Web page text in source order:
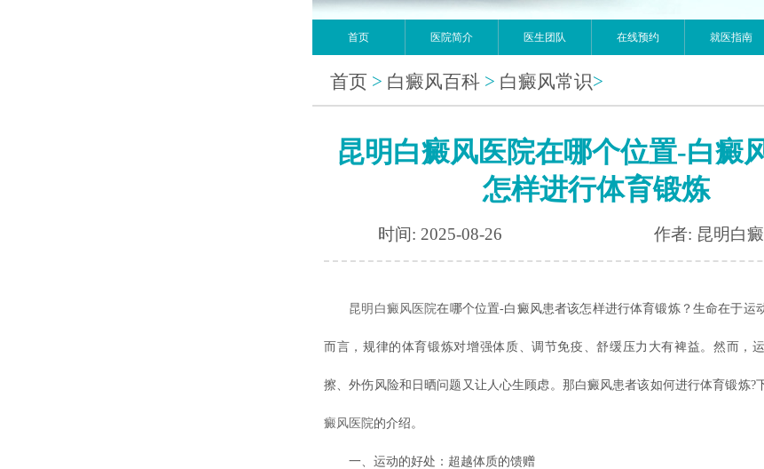
首页 医院简介 医生团队 在线预约 就医指南
首页 > 白癜风百科 > 白癜风常识>
昆明白癜风医院在哪个位置-白癜
怎样进行体育锻炼
时间: 2025-08-26 作者: 昆明白
昆明白癜风医院在哪个位置-白癜风患者该怎样进行体育锻炼？生命在于运
而言，规律的体育锻炼对增强体质、调节免疫、舒缓压力大有裨益。然而，
擦、外伤风险和日晒问题又让人心生顾虑。那白癜风患者该如何进行体育锻炼?
癜风医院的介绍。
一、运动的好处：超越体质的馈赠